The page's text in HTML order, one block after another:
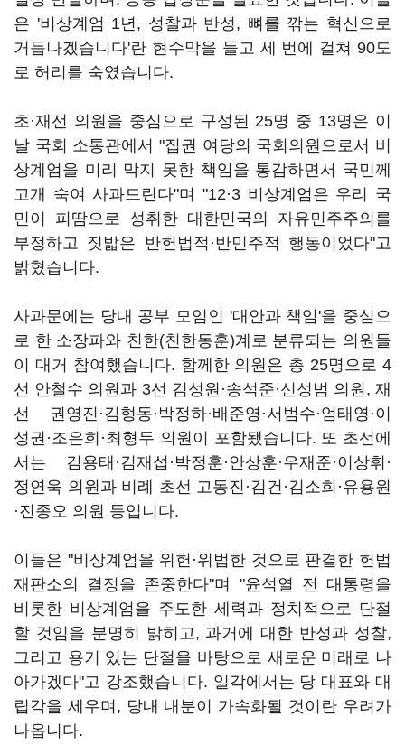
은 '비상계엄 1년, 성찰과 반성, 뼈를 깎는 혁신으로
거듭나겠습니다'란 현수막을 들고 세 번에 걸쳐 90도
로 허리를 숙였습니다.
초·재선 의원을 중심으로 구성된 25명 중 13명은 이
날 국회 소통관에서 "집권 여당의 국회의원으로서 비
상계엄을 미리 막지 못한 책임을 통감하면서 국민께
고개 숙여 사과드린다"며 "12·3 비상계엄은 우리 국
민이 피땀으로 성취한 대한민국의 자유민주주의를
부정하고 짓밟은 반헌법적·반민주적 행동이었다"고
밝혔습니다.
사과문에는 당내 공부 모임인 '대안과 책임'을 중심으
로 한 소장파와 친한(친한동훈)계로 분류되는 의원들
이 대거 참여했습니다. 함께한 의원은 총 25명으로 4
선 안철수 의원과 3선 김성원·송석준·신성범 의원, 재
선 권영진·김형동·박정하·배준영·서범수·엄태영·이
성권·조은희·최형두 의원이 포함됐습니다. 또 초선에
서는 김용태·김재섭·박정훈·안상훈·우재준·이상휘·
정연욱 의원과 비례 초선 고동진·김건·김소희·유용원
·진종오 의원 등입니다.
이들은 "비상계엄을 위헌·위법한 것으로 판결한 헌법
재판소의 결정을 존중한다"며 "윤석열 전 대통령을
비롯한 비상계엄을 주도한 세력과 정치적으로 단절
할 것임을 분명히 밝히고, 과거에 대한 반성과 성찰,
그리고 용기 있는 단절을 바탕으로 새로운 미래로 나
아가겠다"고 강조했습니다. 일각에서는 당 대표와 대
립각을 세우며, 당내 내분이 가속화될 것이란 우려가
나옵니다.